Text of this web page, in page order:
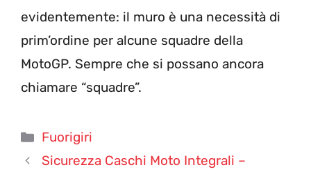
evidentemente: il muro è una necessità di
prim’ordine per alcune squadre della
MotoGP. Sempre che si possano ancora
chiamare “squadre”.
Categorie
Fuorigiri
Sicurezza Caschi Moto Integrali –